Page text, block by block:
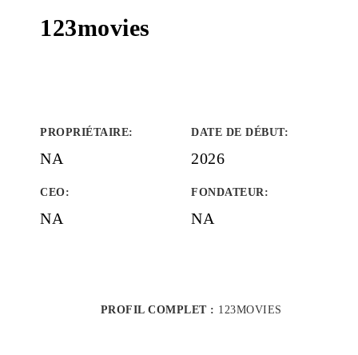
123movies
PROPRIÉTAIRE:
NA
DATE DE DÉBUT:
2026
CEO:
NA
FONDATEUR:
NA
PROFIL COMPLET : 123MOVIES